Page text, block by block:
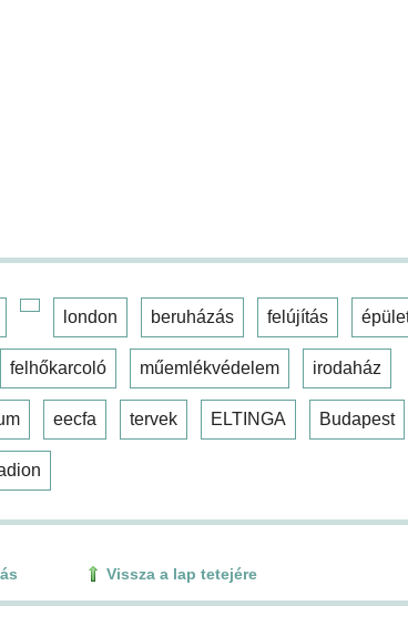
london beruházás felújítás
felhőkarcoló műemlékvédelem irodaház
eecfa tervek ELTINGA Budapest
Vissza a lap tetejére